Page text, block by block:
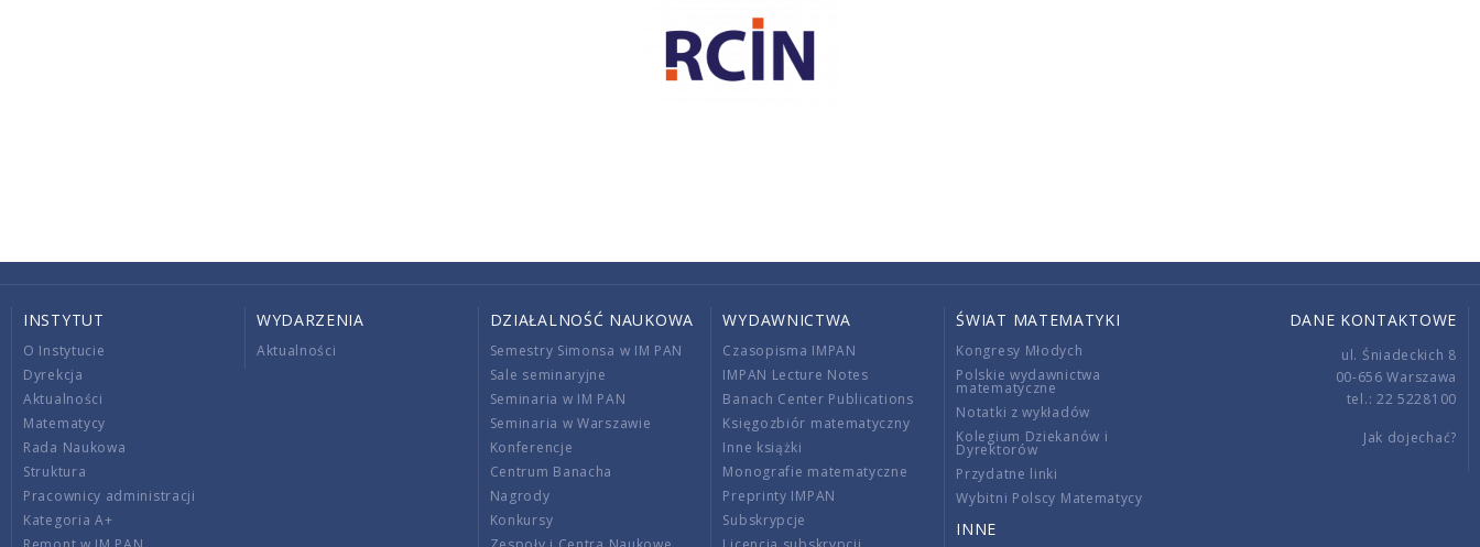
INSTYTUT
O Instytucie
Dyrekcja
Aktualności
Matematycy
Rada Naukowa
Struktura
Pracownicy administracji
Kategoria A+
WYDARZENIA
Aktualności
DZIAŁALNOŚĆ NAUKOWA
Semestry Simonsa w IM PAN
Sale seminaryjne
Seminaria w IM PAN
Seminaria w Warszawie
Konferencje
Centrum Banacha
Nagrody
Konkursy
WYDAWNICTWA
Czasopisma IMPAN
IMPAN Lecture Notes
Banach Center Publications
Księgozbiór matematyczny
Inne książki
Monografie matematyczne
Preprinty IMPAN
Subskrypcje
ŚWIAT MATEMATYKI
Kongresy Młodych
Polskie wydawnictwa
matematyczne
Notatki z wykładów
Kolegium Dziekanów i
Dyrektorów
Przydatne linki
Wybitni Polscy Matematycy
INNE
DANE KONTAKTOWE
ul. Śniadeckich 8
00-656 Warszawa
tel.: 22 5228100
Jak dojechać?